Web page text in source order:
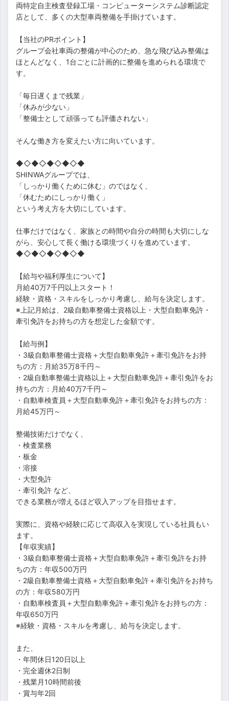
両特定自主検査登録工場・コンピューターシステム診断認定
店として、多くの大型車両整備を手掛けています。
【当社のPRポイント】
グループ会社車両の整備が中心のため、急な飛び込み整備は
ほとんどなく、1台ごとに計画的に整備を進められる環境で
す。
「毎日遅くまで残業」
「休みが少ない」
「整備士として頑張っても評価されない」
そんな働き方を変えたい方に向いています。
◆◇◆◇◆◇◆◇◆
SHINWAグループでは、
「しっかり働くために休む」のではなく、
「休むためにしっかり働く」
という考え方を大切にしています。
仕事だけではなく、家族との時間や自分の時間も大切にしな
がら、安心して長く働ける環境づくりを進めています。
◆◇◆◇◆◇◆◇◆
【給与や福利厚生について】
月給40万7千円以上スタート！
経験・資格・スキルをしっかり考慮し、給与を決定します。
※上記月給は、2級自動車整備士資格以上・大型自動車免許・
牽引免許をお持ちの方を想定した金額です。
【給与例】
・3級自動車整備士資格＋大型自動車免許＋牽引免許をお持
ちの方：月給35万8千円～
・2級自動車整備士資格以上＋大型自動車免許＋牽引免許をお
持ちの方：月給40万7千円～
・自動車検査員＋大型自動車免許＋牽引免許をお持ちの方：
月給45万円～
整備技術だけでなく、
・検査業務
・板金
・溶接
・大型免許
・牽引免許 など、
できる業務が増えるほど収入アップを目指せます。
実際に、資格や経験に応じて高収入を実現している社員もい
ます。
【年収実績】
・3級自動車整備士資格＋大型自動車免許＋牽引免許をお持
ちの方：年収500万円
・2級自動車整備士資格＋大型自動車免許＋牽引免許をお持ち
の方：年収580万円
・自動車検査員＋大型自動車免許＋牽引免許をお持ちの方：
年収650万円
※経験・資格・スキルを考慮し、給与を決定します。
また、
・年間休日120日以上
・完全週休2日制
・残業月10時間前後
・賞与年2回